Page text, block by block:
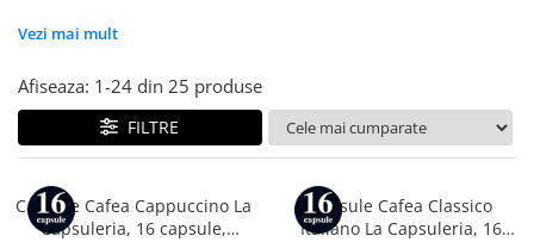
CAFEA MACINATA
Vezi mai mult
Afiseaza: 1-24 din 25 produse
FILTRE
Capsule Cafea Cappuccino La
Capsuleria, 16 capsule,
Capsule Cafea Classico
Italiano La Capsuleria, 16